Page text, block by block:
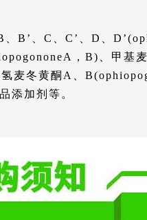
、B’、C、C’、D、
，B)、甲基
麦冬黄酮A、
添加剂等。